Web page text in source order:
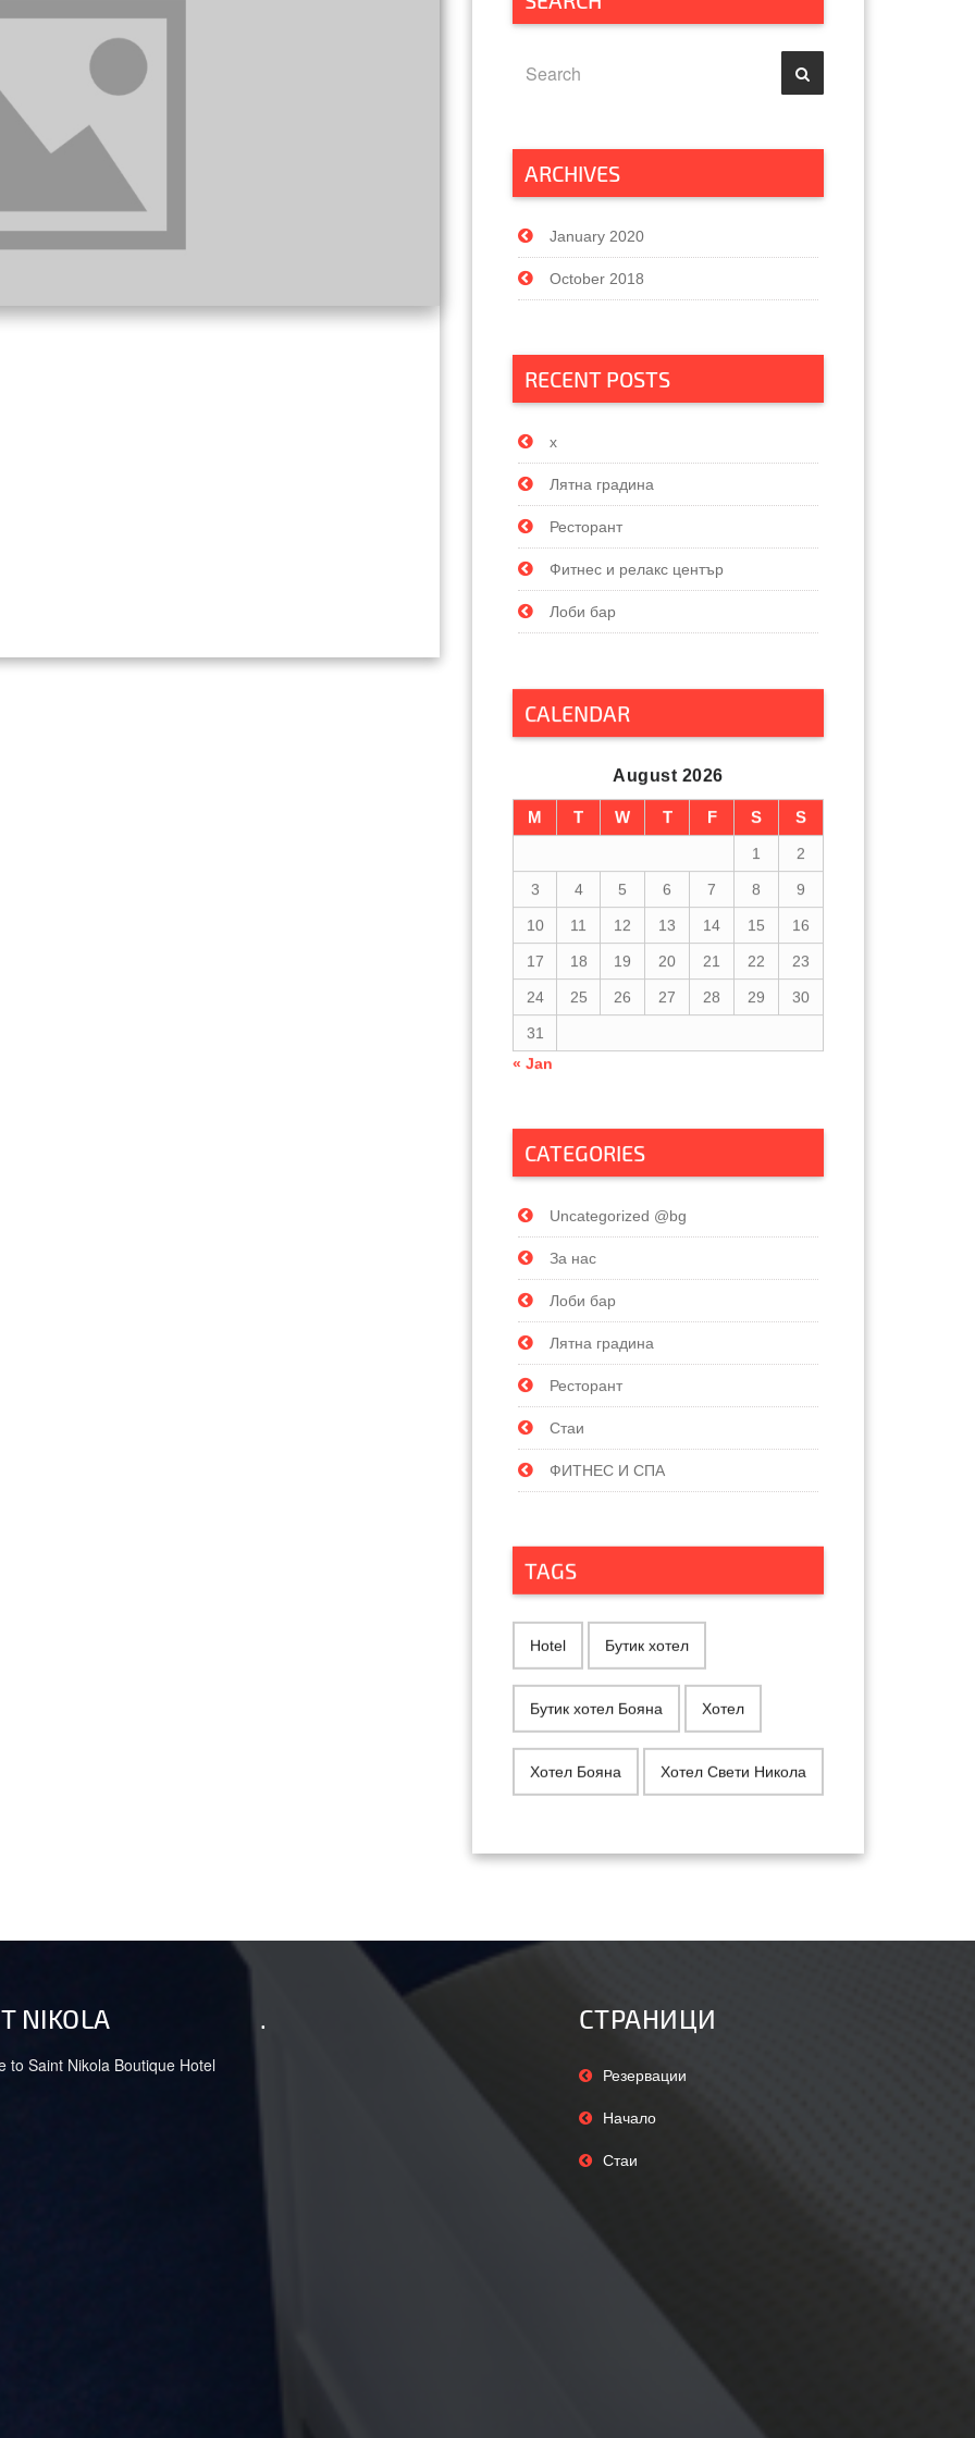
ARCHIVES
January 2020
October 2018
RECENT POSTS
x
Лятна градина
Ресторант
Фитнес и релакс център
Лоби бар
CALENDAR
August 2026
M T W T F S S
1 2
3 4 5 6 7 8 9
10 11 12 13 14 15 16
17 18 19 20 21 22 23
24 25 26 27 28 29 30
31
« Jan
CATEGORIES
Uncategorized @bg
За нас
Лоби бар
Лятна градина
Ресторант
Стаи
ФИТНЕС И СПА
TAGS
Hotel Бутик хотел
Бутик хотел Бояна Хотел
Хотел Бояна Хотел Свети Никола
NIKOLA
to Saint Nikola Boutique Hotel
. СТРАНИЦИ
Резервации
Начало
Стаи